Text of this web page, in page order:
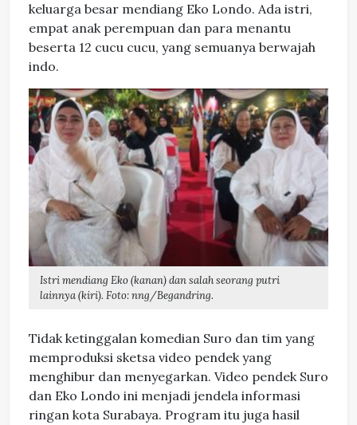
keluarga besar mendiang Eko Londo. Ada istri,
empat anak perempuan dan para menantu
beserta 12 cucu cucu, yang semuanya berwajah
indo.
Istri mendiang Eko (kanan) dan salah seorang putri
lainnya (kiri). Foto: nng/Begandring.
Tidak ketinggalan komedian Suro dan tim yang
memproduksi sketsa video pendek yang
menghibur dan menyegarkan. Video pendek Suro
dan Eko Londo ini menjadi jendela informasi
ringan kota Surabaya. Program itu juga hasil